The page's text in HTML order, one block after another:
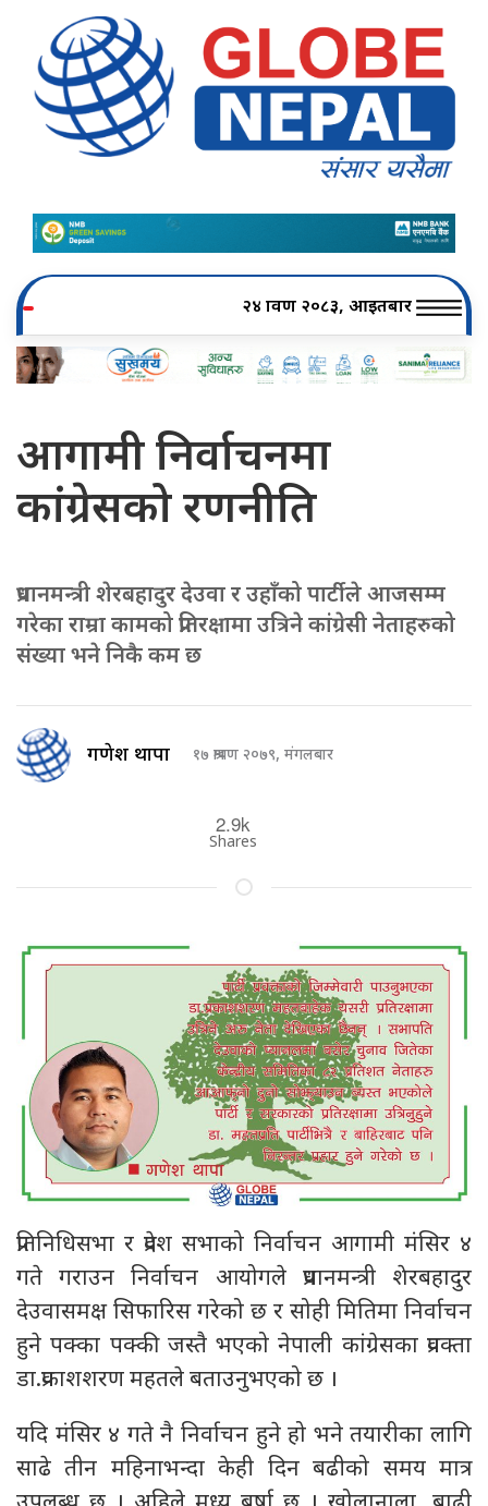
२४ श्रावण २०८३, आइतबार
आगामी निर्वाचनमा
कांग्रेसको रणनीति
प्रधानमन्त्री शेरबहादुर देउवा र उहाँको पार्टीले आजसम्म
गरेका राम्रा कामको प्रतिरक्षामा उत्रिने कांग्रेसी नेताहरुको
संख्या भने निकै कम छ
गणेश थापा १७ श्रावण २०७९, मंगलबार
2.9k
Shares
प्रतिनिधिसभा र प्रदेश सभाको निर्वाचन आगामी मंसिर ४
गते गराउन निर्वाचन आयोगले प्रधानमन्त्री शेरबहादुर
देउवासमक्ष सिफारिस गरेको छ र सोही मितिमा निर्वाचन
हुने पक्का पक्की जस्तै भएको नेपाली कांग्रेसका प्रवक्ता
डा.प्रकाशशरण महतले बताउनुभएको छ ।
यदि मंसिर ४ गते नै निर्वाचन हुने हो भने तयारीका लागि
साढे तीन महिनाभन्दा केही दिन बढीको समय मात्र